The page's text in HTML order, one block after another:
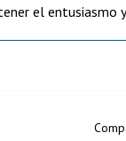
el entusiasmo